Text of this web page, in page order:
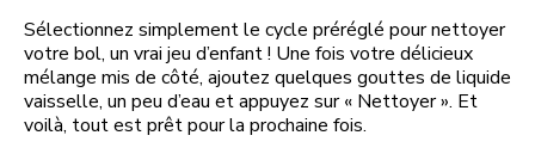
Sélectionnez simplement le cycle préréglé pour nettoyer
votre bol, un vrai jeu d’enfant ! Une fois votre délicieux
mélange mis de côté, ajoutez quelques gouttes de liquide
vaisselle, un peu d’eau et appuyez sur « Nettoyer ». Et
voilà, tout est prêt pour la prochaine fois.